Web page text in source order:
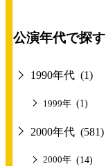
公演年代で探す
1990年代 (1)
1999年 (1)
2000年代 (581)
2000年 (14)